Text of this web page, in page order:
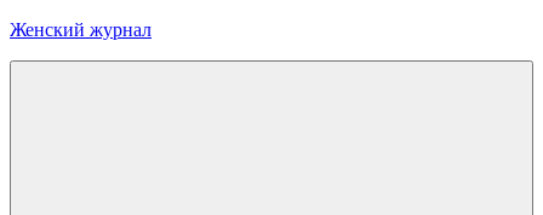
Перейти
Женский журнал